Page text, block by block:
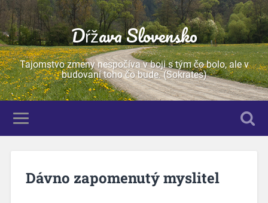
Dŕžava Slovensko
Tajomstvo zmeny nespočíva v boji s tým čo bolo, ale v
budovaní toho čo bude. (Sokrates)
Dávno zapomenutý myslitel